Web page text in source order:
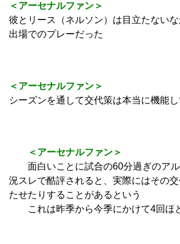
＜アーセナルファン＞
彼とリース（ネルソン）は目立たない
出場でのプレーだった
＜アーセナルファン＞
シーズンを通して交代策は本当に機能
＜アーセナルファン＞
面白いことに試合の60分過ぎのアル
況スレで酷評されると、実際にはその
たせたりすることがあるという
これは昨季から今季にかけて4回ほ